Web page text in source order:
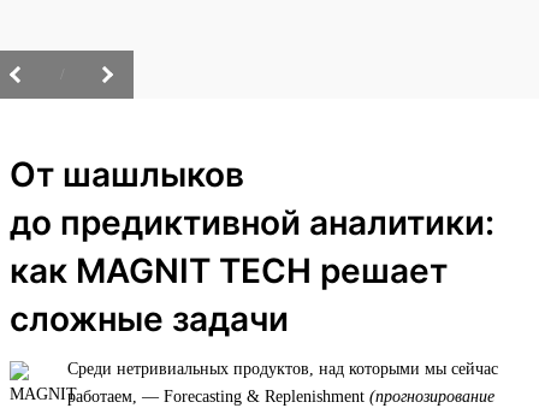
От шашлыков
до предиктивной аналитики:
как MAGNIT TECH решает
сложные задачи
Среди нетривиальных продуктов, над которыми мы сейчас
работаем, — Forecasting & Replenishment (прогнозирование